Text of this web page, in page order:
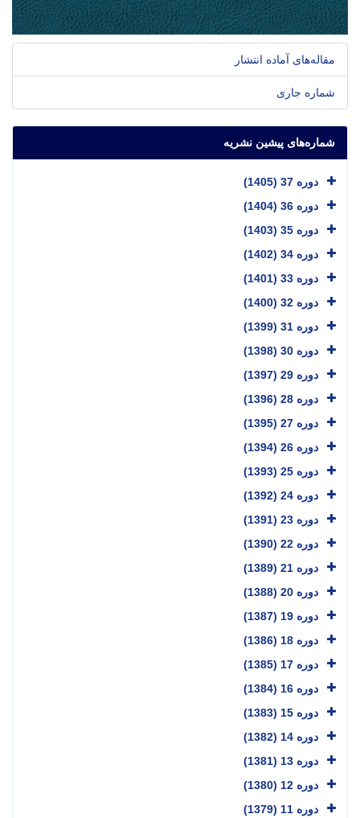
مقاله‌های آماده انتشار
شماره جاری
شماره‌های پیشین نشریه
دوره 37 (1405)
دوره 36 (1404)
دوره 35 (1403)
دوره 34 (1402)
دوره 33 (1401)
دوره 32 (1400)
دوره 31 (1399)
دوره 30 (1398)
دوره 29 (1397)
دوره 28 (1396)
دوره 27 (1395)
دوره 26 (1394)
دوره 25 (1393)
دوره 24 (1392)
دوره 23 (1391)
دوره 22 (1390)
دوره 21 (1389)
دوره 20 (1388)
دوره 19 (1387)
دوره 18 (1386)
دوره 17 (1385)
دوره 16 (1384)
دوره 15 (1383)
دوره 14 (1382)
دوره 13 (1381)
دوره 12 (1380)
دوره 11 (1379)